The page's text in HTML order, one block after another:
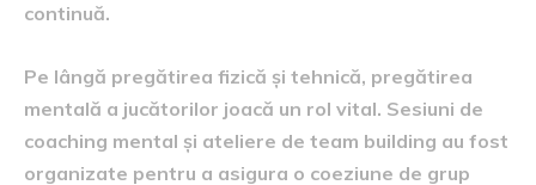
continuă.
Pe lângă pregătirea fizică și tehnică, pregătirea
mentală a jucătorilor joacă un rol vital. Sesiuni de
coaching mental și ateliere de team building au fost
organizate pentru a asigura o coeziune de grup